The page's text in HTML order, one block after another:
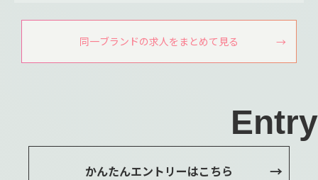
同一ブランドの求人をまとめて見る
Entry
かんたんエントリーはこちら